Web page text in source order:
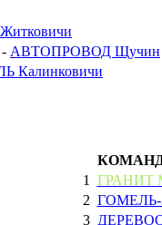
- АВТОПРОВОД Щучин
Калинковичи
1
ГРАНИТ
2 ГОМЕЛЬ-
3